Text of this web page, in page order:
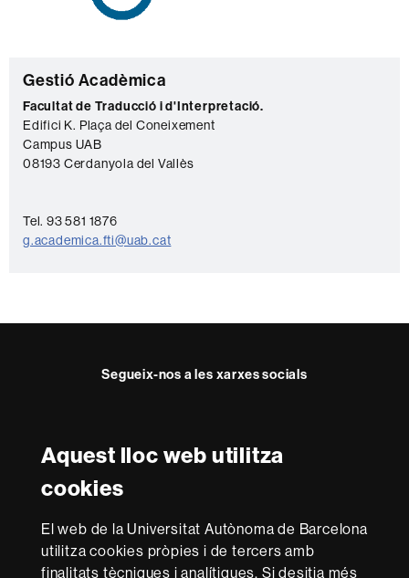
Aquest lloc web utilitza
cookies
El web de la Universitat Autònoma de Barcelona
utilitza cookies pròpies i de tercers amb
finalitats tècniques i analítiques. Si desitja més
C
o
n
t
c
t
Gestió Acadèmica
Facultat de Traducció i d'Interpretació.
Edifici K. Plaça del Coneixement
Campus UAB
08193 Cerdanyola del Vallès
Tel. 93 581 1876
g.academica.fti@uab.cat
Segueix-nos a les xarxes socials
Reconeixement internacional de l'excel·lència
in
Research
-
Amb el finançament de